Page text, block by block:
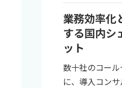
業務効率化
する国内シ
ット
数十社のコー
に、導入コン